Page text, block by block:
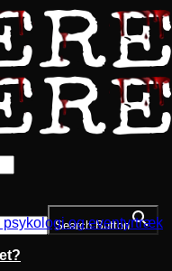
Search Button
psykologi og eventyrtræk